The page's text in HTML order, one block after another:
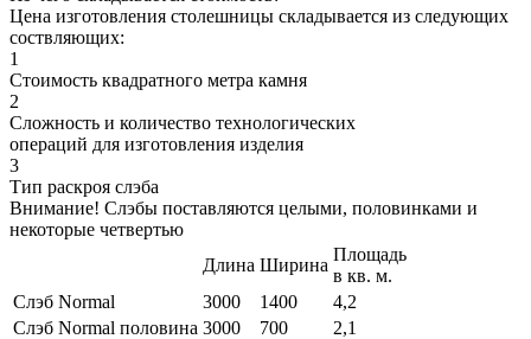
Цена изготовления столешницы складывается из следующих
соствляющих:
1
Стоимость квадратного метра камня
2
Сложность и количество технологических
операций для изготовления изделия
3
Тип раскроя слэба
Внимание! Слэбы поставляются целыми, половинками и
некоторые четвертью
Длина Ширина
Площадь
в кв. м.
Слэб Normal
3000 1400
4,2
Слэб Normal половина 3000 700
2,1